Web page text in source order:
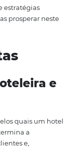
como o
de trabalho
em
dos
é a
uma análise